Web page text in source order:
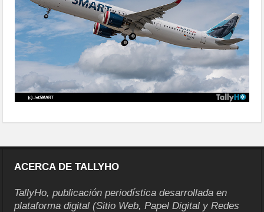
ACERCA DE TALLYHO
TallyHo, publicación periodística desarrollada en
plataforma digital (Sitio Web, Papel Digital y Redes